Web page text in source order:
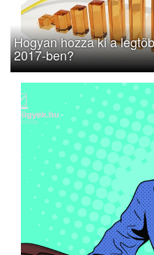
Hogyan hozza ki a
2017-ben?